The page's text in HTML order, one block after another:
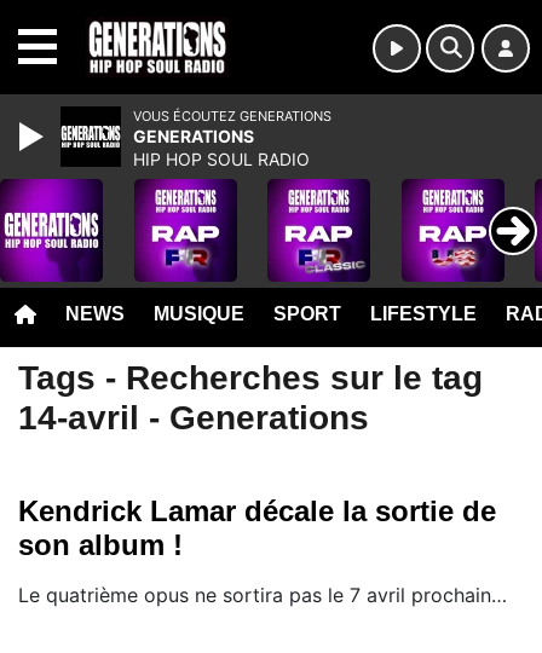
NEWS MUSIQUE SPORT LIFESTYLE
Tags - Recherches sur le tag
14-avril - Generations
Kendrick Lamar décale la sortie de
son album !
Le quatrième opus ne sortira pas le 7 avril prochain…
VOUS ÉCOUTEZ GENERATIONS
GENERATIONS
HIP HOP SOUL RADIO